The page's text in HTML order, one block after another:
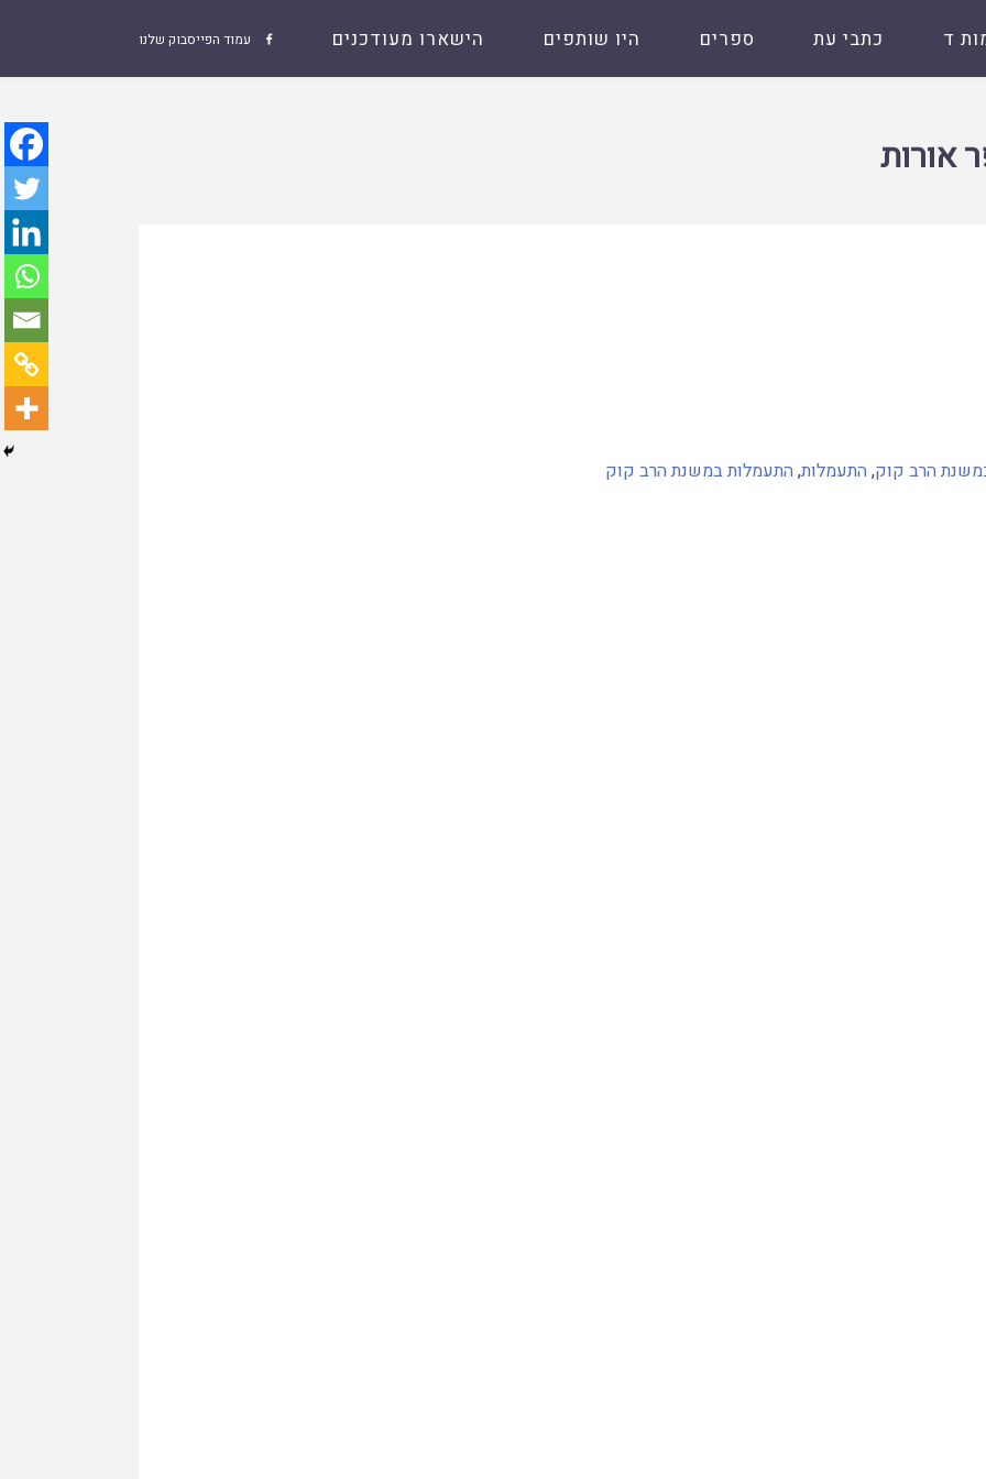
 עמוד הפייסבוק שלנו ד כתבי עת ספרים היו שותפים הישארו מעודכנים
אורות
הרב קוק, התעמלות, התעמלות במשנת הרב קוק